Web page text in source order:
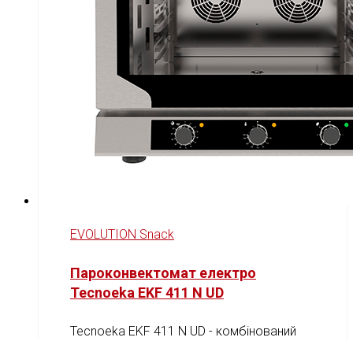
EVOLUTION Snack
Пароконвектомат електро
Tecnoeka EKF 411 N UD
Tecnoeka EKF 411 N UD - комбінований